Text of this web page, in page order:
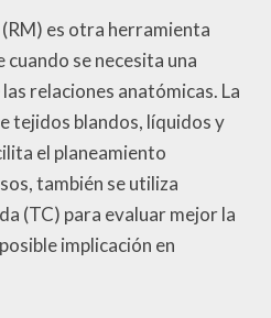
es otra herramienta
se necesita una
relaciones anatómicas. La
tejidos blandos, líquidos y
el planeamiento
también se utiliza
(TC) para evaluar mejor la
implicación en